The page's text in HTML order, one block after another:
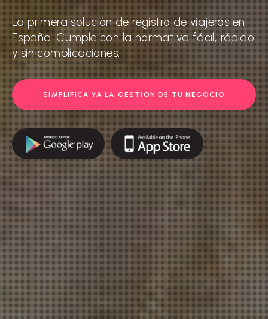
La primera solución de registro de viajeros en
España. Cumple con la normativa fácil, rápido
y sin complicaciones.
SIMPLIFICA YA LA GESTIÓN DE TU NEGOCIO